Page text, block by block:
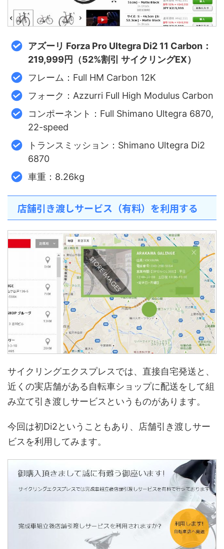
アズーリ Forza Pro Ultegra Di2 11 Carbon：
219,999円（52%割引 サイクリングEX）
フレーム：Full HM Carbon 12K
フォーク：Azzurri Full High Modulus Carbon
コンポーネント：Full Shimano Ultegra 6870,
22-speed
トランスミッション：Shimano Ultegra Di2
6870
車重：8.26kg
店舗引き渡しサービス（有料）を利用する
サイクリングエクスプレスでは、直接自宅発送と、
近くの実店舗がある自転車ショップに配送をして組
み立て引き渡しサービスというものがあります。
今回は初Di2ということもあり、店舗引き渡しサー
ビスを利用してみます。